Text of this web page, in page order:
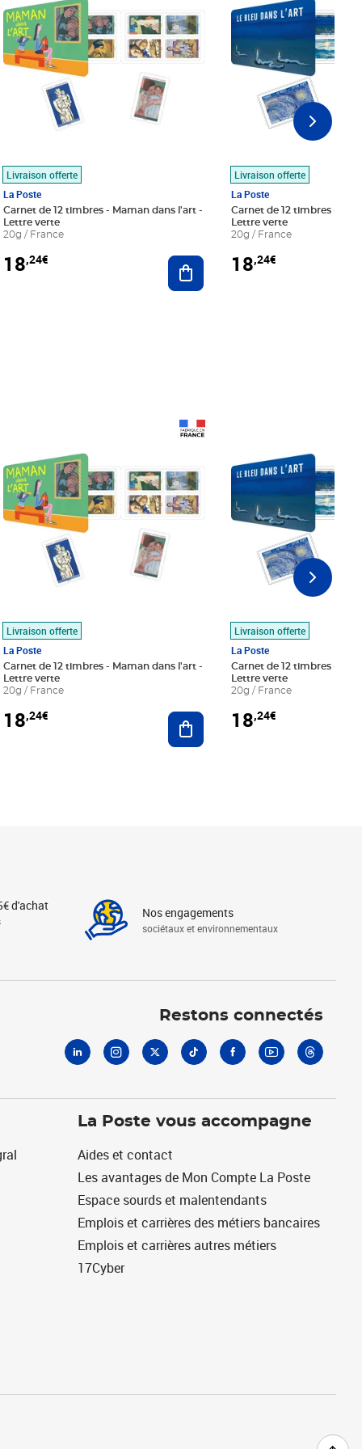
au panier
Livraison offerte
La Poste
Carnet de 12 timbres - Maman dans l'art -
Lettre verte
20g / France
18,24€ Ajouter au panier
Livraison offerte
La Poste
Carnet de 12 timbres - Le
Lettre verte
20g / France
18,24€
au panier
Livraison offerte
La Poste
Carnet de 12 timbres - Maman dans l'art -
Lettre verte
20g / France
18,24€ Ajouter au panier
Livraison offerte
La Poste
Carnet de 12 timbres - Le
Lettre verte
20g / France
18,24€
d'achat Nos engagements
sociétaux et environnementaux
Restons connectés
La Poste vous accompagne
Aides et contact
Les avantages de Mon Compte La Poste
Espace sourds et malentendants
Emplois et carrières des métiers bancaires
Emplois et carrières autres métiers
17Cyber